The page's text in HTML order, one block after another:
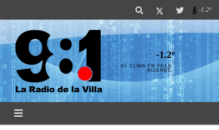
-1.2º
-1.2º
EL CLIMA EN VILLA
ALLENDE